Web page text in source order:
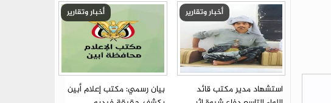
أخبار وتقارير
استشهاد مدير مكتب قائد
أخبار وتقارير
بيان رسمي: مكتب إعلام أبين